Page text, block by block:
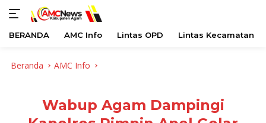
BERANDA AMC Info Lintas OPD Lintas Kecamatan
Beranda AMC Info
Wabup Agam Dampingi